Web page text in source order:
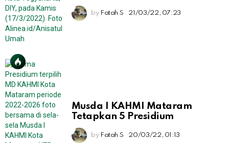
by Fatah S 21/03/22, 07:23
Musda I KAHMI Mataram
Tetapkan 5 Presidium
by Fatah S 20/03/22, 01:13